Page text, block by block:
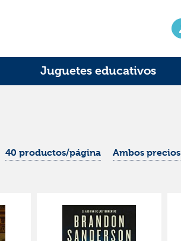
Juguetes educativos
40 productos/página Ambos precios